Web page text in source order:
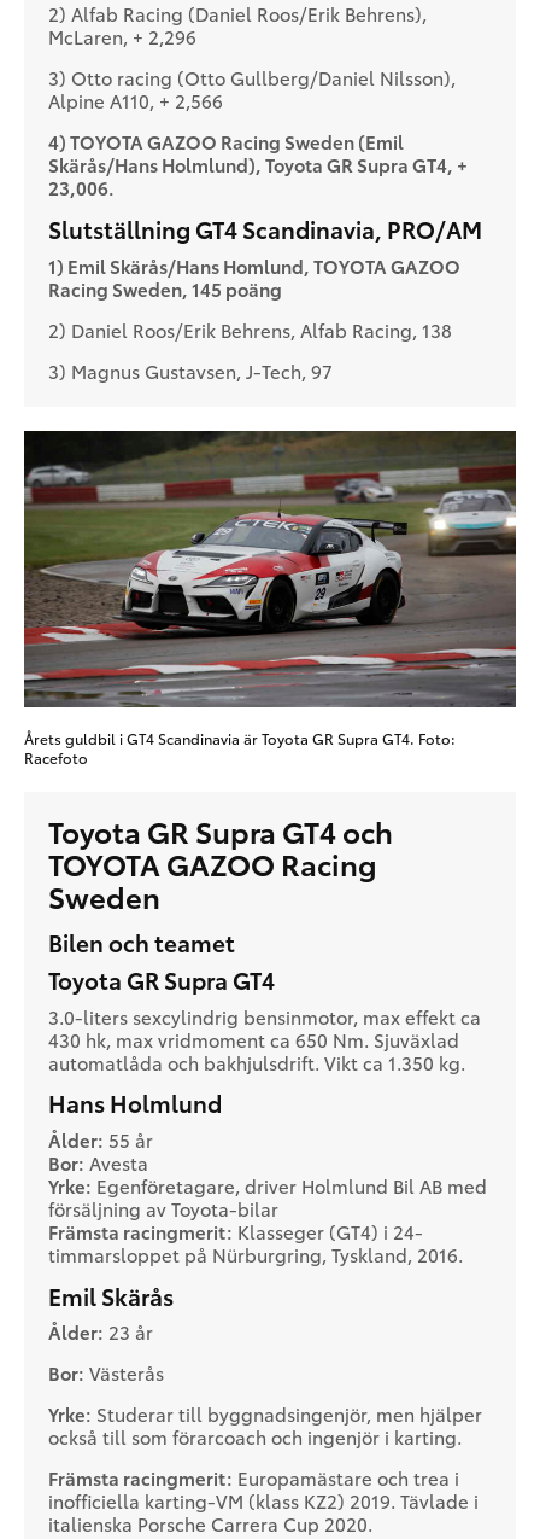
2) Alfab Racing (Daniel Roos/Erik Behrens),
McLaren, + 2,296
3) Otto racing (Otto Gullberg/Daniel Nilsson),
Alpine A110, + 2,566
4) TOYOTA GAZOO Racing Sweden (Emil
Skärås/Hans Holmlund), Toyota GR Supra GT4, +
23,006.
Slutställning GT4 Scandinavia, PRO/AM
1) Emil Skärås/Hans Homlund, TOYOTA GAZOO
Racing Sweden, 145 poäng
2) Daniel Roos/Erik Behrens, Alfab Racing, 138
3) Magnus Gustavsen, J-Tech, 97
Årets guldbil i GT4 Scandinavia är Toyota GR Supra GT4. Foto:
Racefoto
Toyota GR Supra GT4 och
TOYOTA GAZOO Racing
Sweden
Bilen och teamet
Toyota GR Supra GT4
3.0-liters sexcylindrig bensinmotor, max effekt ca
430 hk, max vridmoment ca 650 Nm. Sjuväxlad
automatlåda och bakhjulsdrift. Vikt ca 1.350 kg.
Hans Holmlund
Ålder: 55 år
Bor: Avesta
Yrke: Egenföretagare, driver Holmlund Bil AB med
försäljning av Toyota-bilar
Främsta racingmerit: Klasseger (GT4) i 24-
timmarsloppet på Nürburgring, Tyskland, 2016.
Emil Skärås
Ålder: 23 år
Bor: Västerås
Yrke: Studerar till byggnadsingenjör, men hjälper
också till som förarcoach och ingenjör i karting.
Främsta racingmerit: Europamästare och trea i
inofficiella karting-VM (klass KZ2) 2019. Tävlade i
italienska Porsche Carrera Cup 2020.